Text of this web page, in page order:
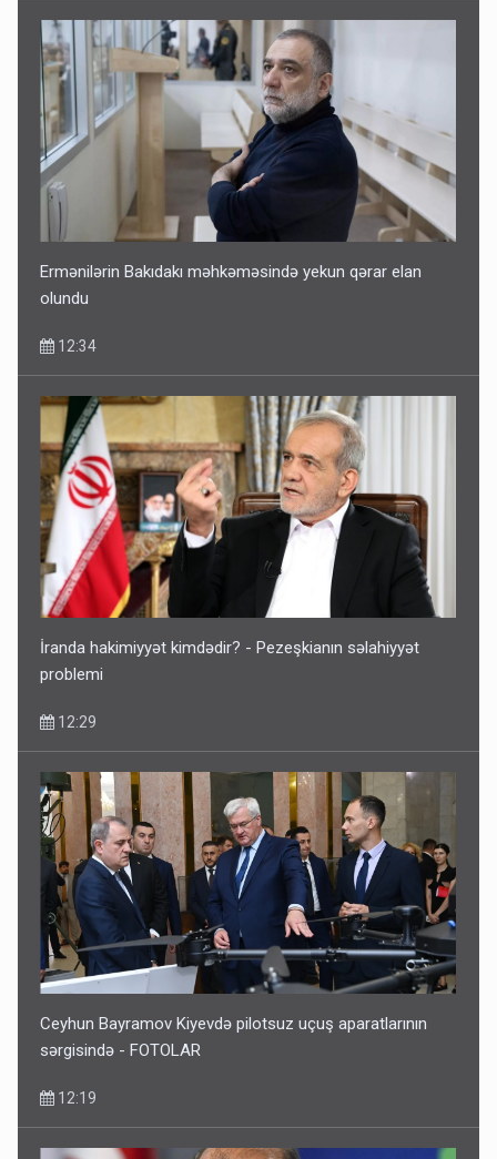
Ermənilərin Bakıdakı məhkəməsində yekun qərar elan
olundu
12:34
İranda hakimiyyət kimdədir? - Pezeşkianın səlahiyyət
problemi
12:29
Ceyhun Bayramov Kiyevdə pilotsuz uçuş aparatlarının
sərgisində - FOTOLAR
12:19